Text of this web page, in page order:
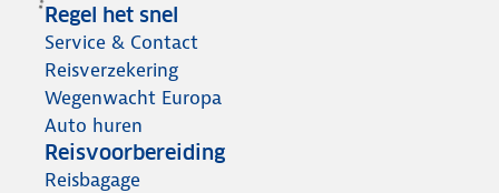
Regel het snel
Service & Contact
Reisverzekering
Wegenwacht Europa
Auto huren
Reisvoorbereiding
Reisbagage